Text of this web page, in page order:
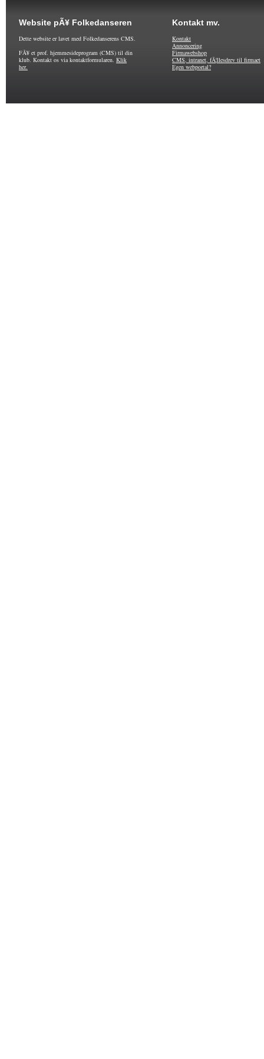
Website pÃ¥ Folkedanseren Kontakt mv.
Dette website er lavet med Folkedanserens CMS.
FÃ¥ et prof. hjemmesideprogram (CMS) til din
klub. Kontakt os via kontaktformularen. Klik
her.
Kontakt
Annoncering
Firmawebshop
CMS, intranet, fÃ¦llesdrev til firmaet
Egen webportal?